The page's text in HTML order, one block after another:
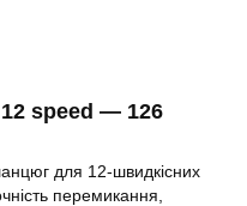
speed — 126
для 12-швидкісних
перемикання,